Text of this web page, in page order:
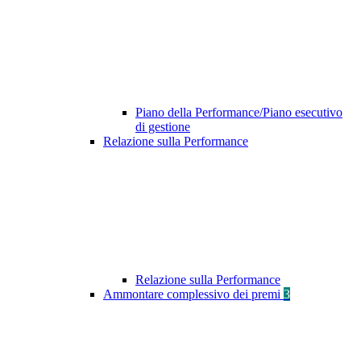
Piano della Performance/Piano esecutivo
di gestione
Relazione sulla Performance
Relazione sulla Performance
Ammontare complessivo dei premi 3